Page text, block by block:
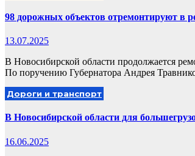
98 дорожных объектов отремонтируют в
13.07.2025
В Новосибирской области продолжается
По поручению Губернатора Андрея
Дороги и транспорт
В Новосибирской области для
16.06.2025